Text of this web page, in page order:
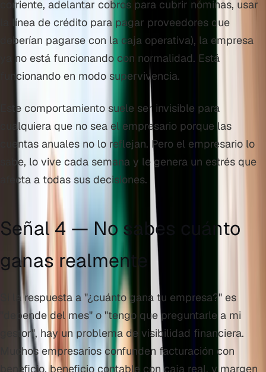
corriente, adelantar cobros para cubrir nóminas, usar
la línea de crédito para pagar proveedores que
deberían pagarse con la caja operativa), la empresa
ya no está funcionando con normalidad. Está
funcionando en modo supervivencia.
Este comportamiento suele ser invisible para
cualquiera que no sea el empresario porque las
cuentas anuales no lo reflejan. Pero el empresario lo
sabe, lo vive cada semana y le genera un estrés que
afecta a todas sus decisiones.
Señal 4 — No sabes cuánto
ganas realmente
Si la respuesta a "¿cuánto gana tu empresa?" es
"depende del mes" o "tengo que preguntarle a mi
gestor", hay un problema de visibilidad financiera.
Muchos empresarios confunden facturación con
beneficio, beneficio contable con caja real, y margen